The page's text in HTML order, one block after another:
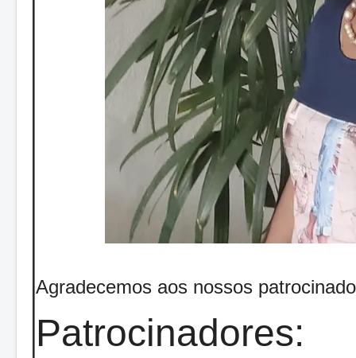
Agradecemos aos nossos
Patrocinadores: